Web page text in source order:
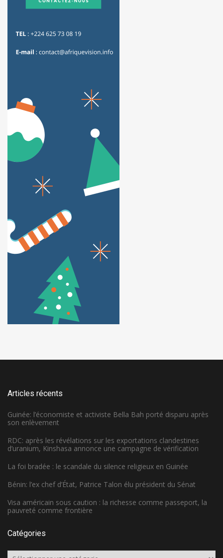
Articles récents
Guinée: l’économiste et activiste Bella Bah porté disparu après
son enlèvement
RDC: après les révélations sur les exportations clandestines
d’uranium, Kinshasa annonce une campagne de vérification
La foi bradée : le scandale du silence religieux en Guinée
Bénin: l’ex chef d’État, Patrice Talon élu président du Sénat
Visa américain sous caution : la richesse comme passeport, la
pauvreté comme frontière
Catégories
Catégories